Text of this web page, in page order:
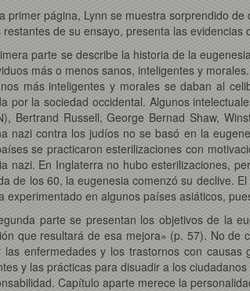
primer página, Lynn se muestra sorprendido
restantes de su ensayo, presenta las
parte se describe la historia de la
más o menos sanos, inteligentes y
más inteligentes y morales se daban al
por la sociedad occidental. Algunos
Bertrand Russell, George Bernad Shaw,
nazi contra los judíos no se basó en la
se practicaron esterilizaciones con
nazi. En Inglaterra no hubo esterilizaciones,
de los 60, la eugenesia comenzó su declive.
experimentado en algunos países asiáticos,
parte se presentan los objetivos de la
que resultará de esa mejora» (p. 57). No
las enfermedades y los trastornos con
y las prácticas para disuadir a los
Capítulo aparte merece la